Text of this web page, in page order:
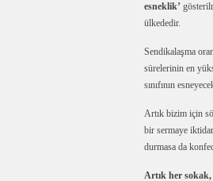
esneklik’
ülkededir.
Sendikalaşma
sürelerinin en
sınıfının
Artık bizim için
bir sermaye
durmasa da
Artık her